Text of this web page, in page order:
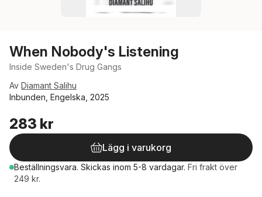
When Nobody's Listening
Inside Sweden's Drug Gangs
Av Diamant Salihu
Inbunden, Engelska, 2025
283 kr
Lägg i varukorg
Beställningsvara. Skickas inom 5-8 vardagar. Fri frakt över
249 kr.